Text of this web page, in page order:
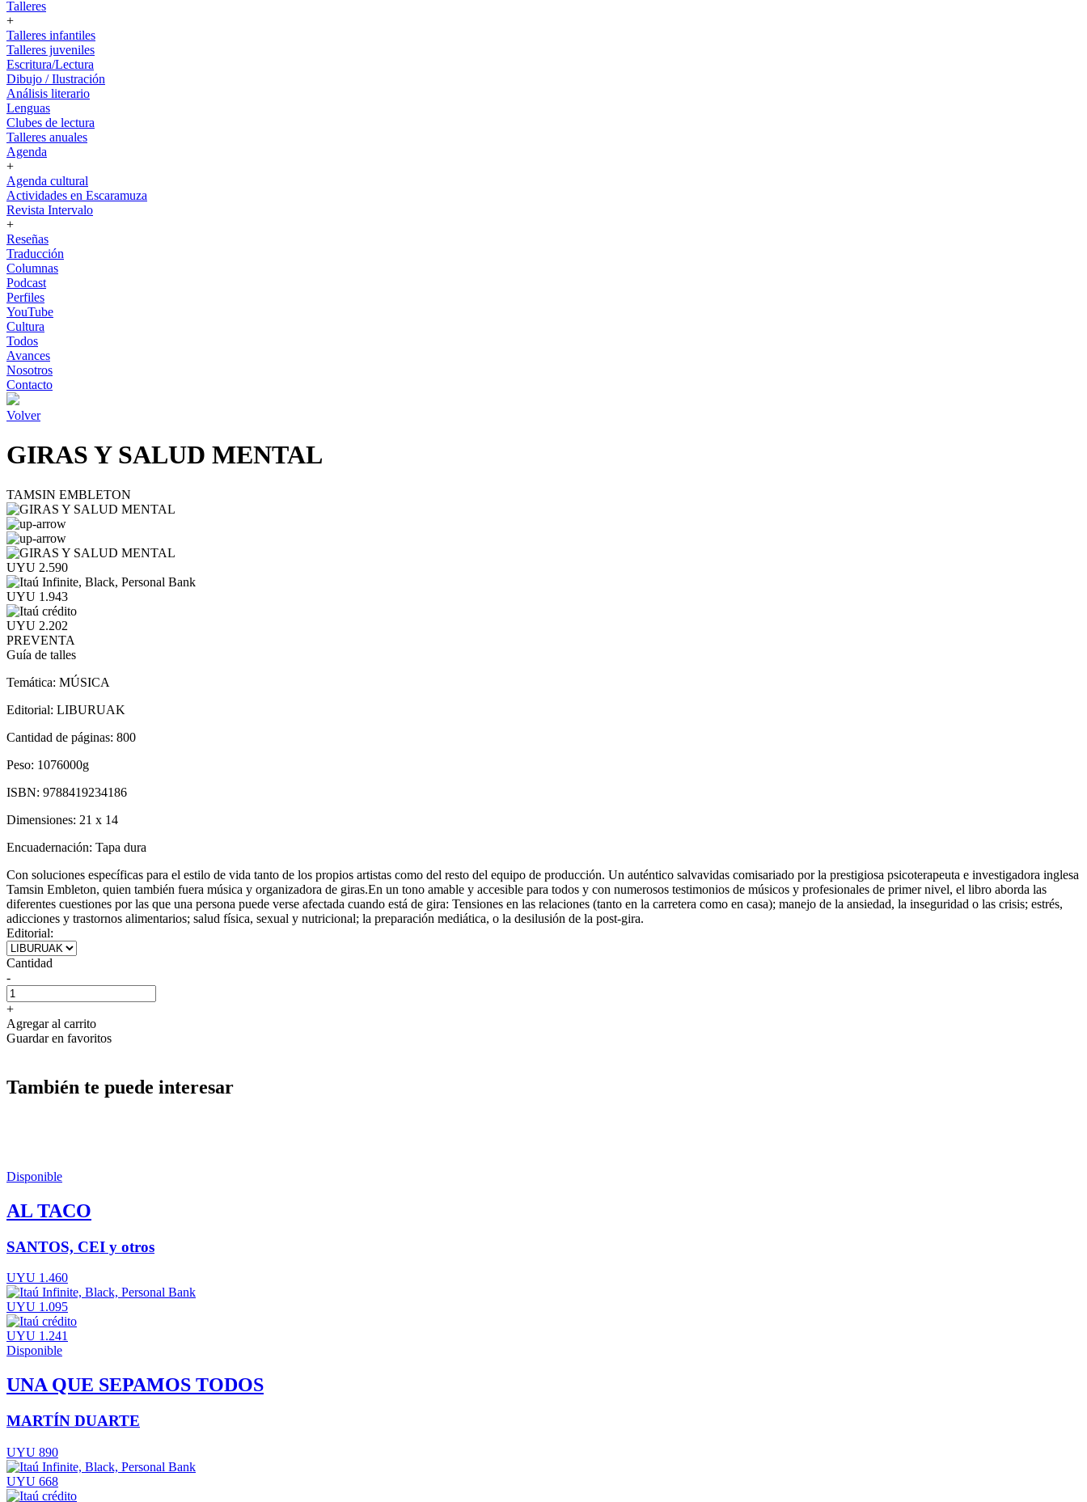
Talleres
+
Talleres infantiles
Talleres juveniles
Escritura/Lectura
Dibujo / Ilustración
Análisis literario
Lenguas
Clubes de lectura
Talleres anuales
Agenda
+
Agenda cultural
Actividades en Escaramuza
Revista Intervalo
+
Reseñas
Traducción
Columnas
Podcast
Perfiles
YouTube
Cultura
Todos
Avances
Nosotros
Contacto
Volver
GIRAS Y SALUD MENTAL
TAMSIN EMBLETON
UYU 2.590
UYU 1.943
UYU 2.202
PREVENTA
Guía de talles
Temática: MÚSICA
Editorial: LIBURUAK
Cantidad de páginas: 800
Peso: 1076000g
ISBN: 9788419234186
Dimensiones: 21 x 14
Encuadernación: Tapa dura
Con soluciones específicas para el estilo de vida tanto de los propios artistas como del resto del equipo de producción. Un auténtico salvavidas comisariado por la prestigiosa psicoterapeuta e investigadora inglesa
Tamsin Embleton, quien también fuera música y organizadora de giras.En un tono amable y accesible para todos y con numerosos testimonios de músicos y profesionales de primer nivel, el libro aborda las
diferentes cuestiones por las que una persona puede verse afectada cuando está de gira: Tensiones en las relaciones (tanto en la carretera como en casa); manejo de la ansiedad, la inseguridad o las crisis; estrés,
adicciones y trastornos alimentarios; salud física, sexual y nutricional; la preparación mediática, o la desilusión de la post-gira.
Editorial:
Cantidad
-
+
Agregar al carrito
Guardar en favoritos
También te puede interesar
Disponible
AL TACO
SANTOS, CEI y otros
UYU 1.460
UYU 1.095
UYU 1.241
Disponible
UNA QUE SEPAMOS TODOS
MARTÍN DUARTE
UYU 890
UYU 668